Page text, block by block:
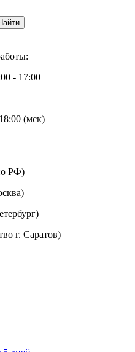
- 17:00
(мск)
РФ)
г. Саратов)